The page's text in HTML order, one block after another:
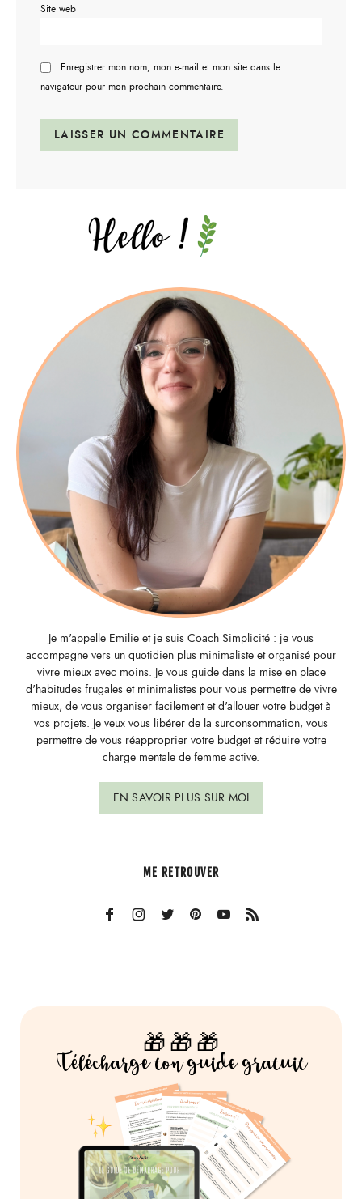
Site web
Enregistrer mon nom, mon e-mail et mon site dans le
navigateur pour mon prochain commentaire.
Je m'appelle Emilie et je suis Coach Simplicité : je vous
accompagne vers un quotidien plus minimaliste et organisé pour
vivre mieux avec moins. Je vous guide dans la mise en place
d'habitudes frugales et minimalistes pour vous permettre de vivre
mieux, de vous organiser facilement et d'allouer votre budget à
vos projets. Je veux vous libérer de la surconsommation, vous
permettre de vous réapproprier votre budget et réduire votre
charge mentale de femme active.
EN SAVOIR PLUS SUR MOI
ME RETROUVER